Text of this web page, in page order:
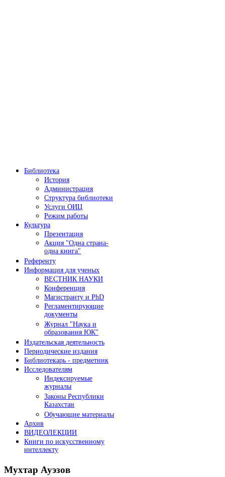
Библиотека
История
Администрация
Структура библиотеки
Услуги ОИЦ
Режим работы
Культура
Презентация
Акция "Одна страна-
одна книга"
Референту
Информация для ученых
ВЕСТНИК НАУКИ
Конференция
Магистранту и PhD
Регламентирующие
документы
Журнал "Наука и
образования ЮК"
Издательская деятельность
Периодические издания
Библиотекарь - предметник
Исследователям
Индексируемые
журналы
Законы Республики
Казахстан
Обучающие материалы
Архив
ВИДЕОЛЕКЦИИ
Книги по искусственному
интеллекту
Мухтар Ауэзов